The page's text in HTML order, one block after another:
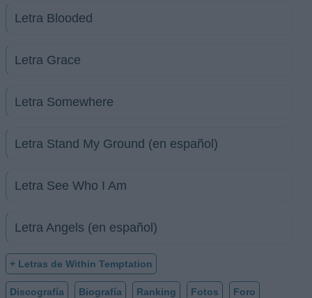
Letra Blooded
Letra Grace
Letra Somewhere
Letra Stand My Ground (en español)
Letra See Who I Am
Letra Angels (en español)
+ Letras de Within Temptation
Discografía Biografía Ranking Fotos Foro